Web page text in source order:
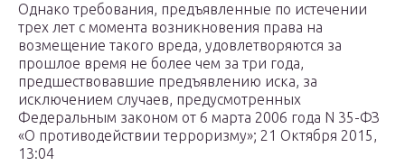
Однако требования, предъявленные по истечении
трех лет с момента возникновения права на
возмещение такого вреда, удовлетворяются за
прошлое время не более чем за три года,
предшествовавшие предъявлению иска, за
исключением случаев, предусмотренных
Федеральным законом от 6 марта 2006 года N 35-ФЗ
«О противодействии терроризму»; 21 Октября 2015,
13:04